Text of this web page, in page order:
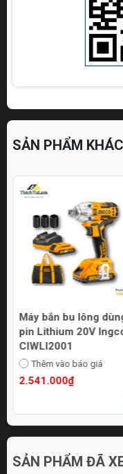
SẢN PHẨM KHÁC
Máy bắn bu lông
pin Lithium 20V
CIWLI2001
Thêm vào báo giá
2.541.000₫
SẢN PHẨM ĐÃ